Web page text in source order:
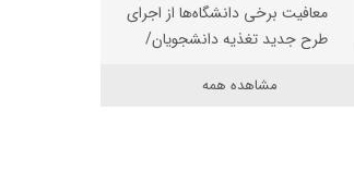
معافیت برخی دانشگاه‌ها از اجرای
طرح جدید تغذیه دانشجویان/
مشاهده همه